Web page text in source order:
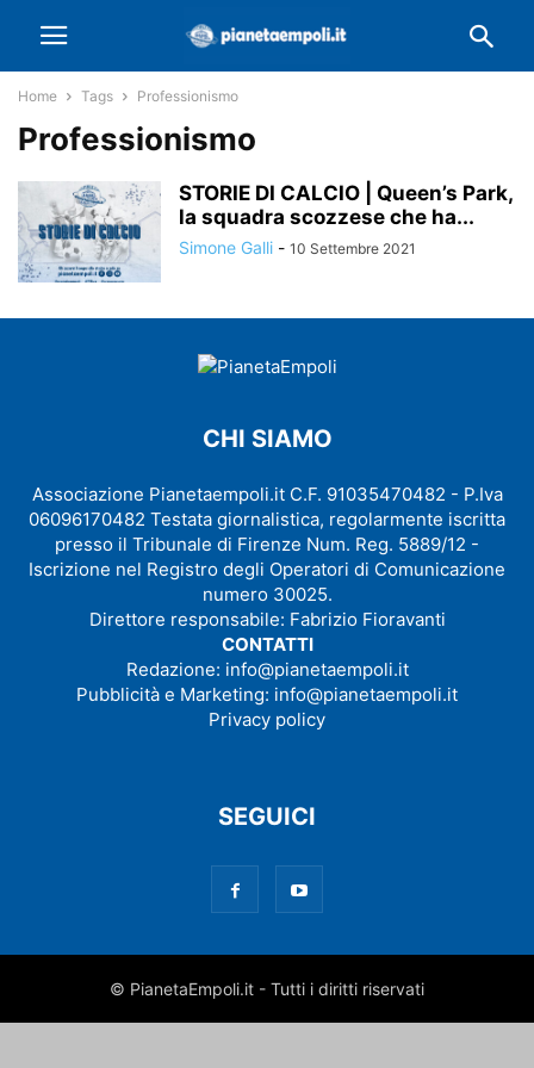
Home Tags Professionismo
Professionismo
STORIE DI CALCIO | Queen’s Park,
la squadra scozzese che ha...
Simone Galli - 10 Settembre 2021
CHI SIAMO
Associazione Pianetaempoli.it C.F. 91035470482 - P.Iva
06096170482 Testata giornalistica, regolarmente iscritta
presso il Tribunale di Firenze Num. Reg. 5889/12 -
Iscrizione nel Registro degli Operatori di Comunicazione
numero 30025.
Direttore responsabile: Fabrizio Fioravanti
CONTATTI
Redazione: info@pianetaempoli.it
Pubblicità e Marketing: info@pianetaempoli.it
Privacy policy
SEGUICI
© PianetaEmpoli.it - Tutti i diritti riservati